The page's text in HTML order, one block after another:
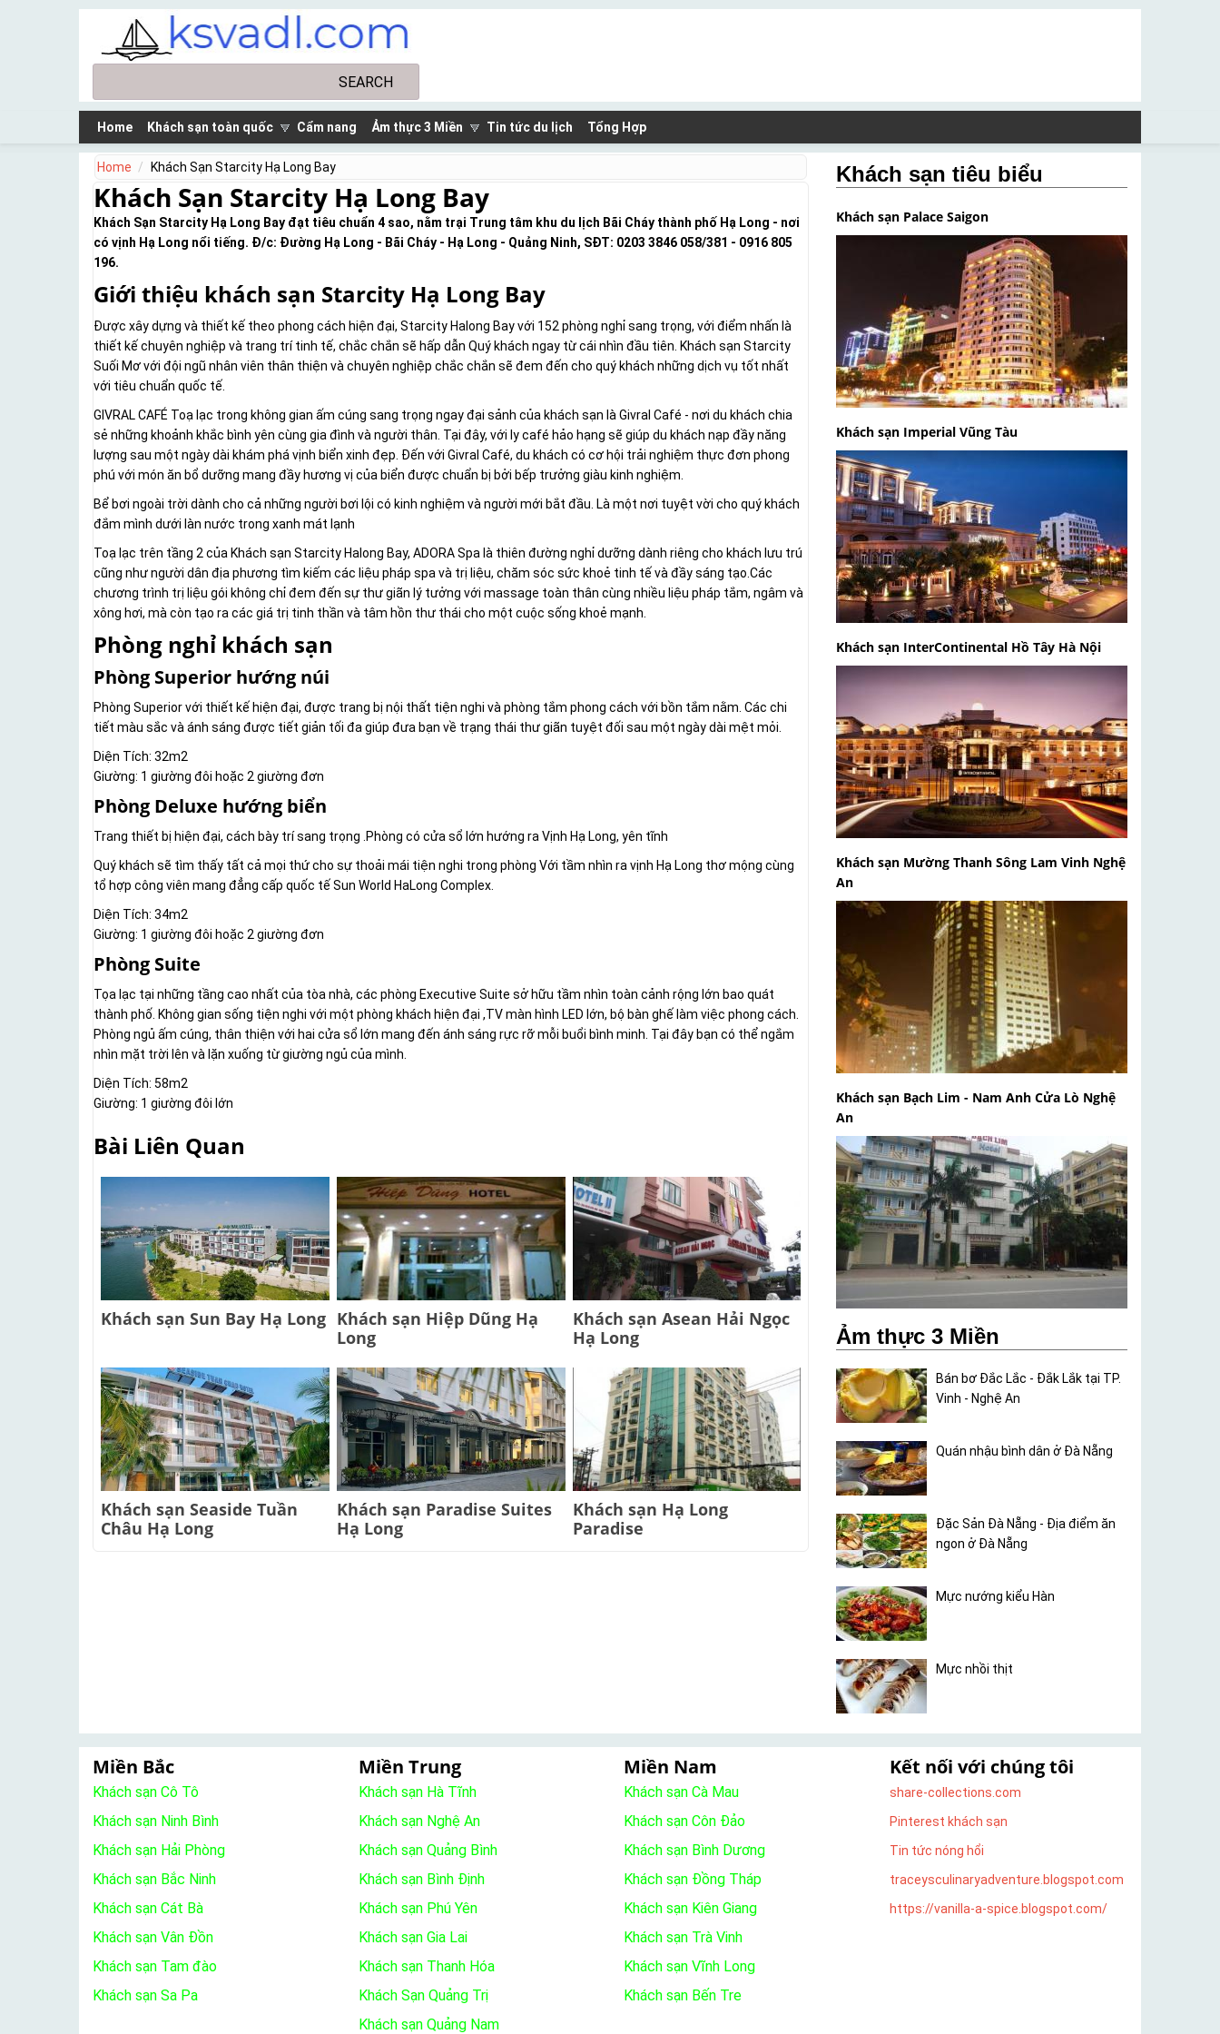
Skip to main content
Home Khách sạn toàn quốc Cẩm nang Ảm thực 3 Miền Tin tức du lịch Tổng Hợp
Home Khách Sạn Starcity Hạ Long Bay
Khách Sạn Starcity Hạ Long Bay
Khách Sạn Starcity Hạ Long Bay đạt tiêu chuẩn 4 sao, nằm trại Trung tâm khu du lịch Bãi Cháy thành phố Hạ Long - nơi
có vịnh Hạ Long nổi tiếng. Đ/c: Đường Hạ Long - Bãi Cháy - Hạ Long - Quảng Ninh, SĐT: 0203 3846 058/381 - 0916 805
196.
Giới thiệu khách sạn Starcity Hạ Long Bay
Được xây dựng và thiết kế theo phong cách hiện đại, Starcity Halong Bay với 152 phòng nghỉ sang trọng, với điểm nhấn là
thiết kế chuyên nghiệp và trang trí tinh tế, chắc chắn sẽ hấp dẫn Quý khách ngay từ cái nhìn đầu tiên. Khách sạn Starcity
Suối Mơ với đội ngũ nhân viên thân thiện và chuyên nghiệp chắc chắn sẽ đem đến cho quý khách những dịch vụ tốt nhất
với tiêu chuẩn quốc tế.
GIVRAL CAFÉ Toạ lạc trong không gian ấm cúng sang trọng ngay đại sảnh của khách sạn là Givral Café - nơi du khách chia
sẻ những khoảnh khắc bình yên cùng gia đình và người thân. Tại đây, với ly café hảo hạng sẽ giúp du khách nạp đầy năng
lượng sau một ngày dài khám phá vịnh biển xinh đẹp. Ðến với Givral Café, du khách có cơ hội trải nghiệm thực đơn phong
phú với món ăn bổ dưỡng mang đầy hương vị của biển được chuẩn bị bởi bếp trưởng giàu kinh nghiệm.
Bể bơi ngoài trời dành cho cả những người bơi lội có kinh nghiệm và người mới bắt đầu. Là một nơi tuyệt vời cho quý khách
đắm mình dưới làn nước trong xanh mát lạnh
Toạ lạc trên tầng 2 của Khách sạn Starcity Halong Bay, ADORA Spa là thiên đường nghỉ dưỡng dành riêng cho khách lưu trú
cũng như người dân địa phương tìm kiếm các liệu pháp spa và trị liệu, chăm sóc sức khoẻ tinh tế và đầy sáng tạo.Các
chương trình trị liệu gói không chỉ đem đến sự thư giãn lý tưởng với massage toàn thân cùng nhiều liệu pháp tắm, ngâm và
xông hơi, mà còn tạo ra các giá trị tinh thần và tâm hồn thư thái cho một cuộc sống khoẻ mạnh.
Phòng nghỉ khách sạn
Phòng Superior hướng núi
Phòng Superior với thiết kế hiện đại, được trang bị nội thất tiện nghi và phòng tắm phong cách với bồn tắm nằm. Các chi
tiết màu sắc và ánh sáng được tiết giản tối đa giúp đưa bạn về trạng thái thư giãn tuyệt đối sau một ngày dài mệt mỏi.
Diện Tích: 32m2
Giường: 1 giường đôi hoặc 2 giường đơn
Phòng Deluxe hướng biển
Trang thiết bị hiện đại, cách bày trí sang trọng .Phòng có cửa sổ lớn hướng ra Vịnh Hạ Long, yên tĩnh
Quý khách sẽ tìm thấy tất cả mọi thứ cho sự thoải mái tiện nghi trong phòng Với tầm nhìn ra vịnh Hạ Long thơ mộng cùng
tổ hợp công viên mang đẳng cấp quốc tế Sun World HaLong Complex.
Diện Tích: 34m2
Giường: 1 giường đôi hoặc 2 giường đơn
Phòng Suite
Tọa lạc tại những tầng cao nhất của tòa nhà, các phòng Executive Suite sở hữu tầm nhìn toàn cảnh rộng lớn bao quát
thành phố. Không gian sống tiện nghi với một phòng khách hiện đại ,TV màn hình LED lớn, bộ bàn ghế làm việc phong cách.
Phòng ngủ ấm cúng, thân thiện với hai cửa sổ lớn mang đến ánh sáng rực rỡ mỗi buổi bình minh. Tại đây bạn có thể ngắm
nhìn mặt trời lên và lặn xuống từ giường ngủ của mình.
Diện Tích: 58m2
Giường: 1 giường đôi lớn
Bài Liên Quan
Khách sạn Sun Bay Hạ Long Khách sạn Hiệp Dũng Hạ
Long
Khách sạn Asean Hải Ngọc
Hạ Long
Khách sạn Seaside Tuần
Châu Hạ Long
Khách sạn Paradise Suites
Hạ Long
Khách sạn Hạ Long
Paradise
Khách sạn tiêu biểu
Khách sạn Palace Saigon
Khách sạn Imperial Vũng Tàu
Khách sạn InterContinental Hồ Tây Hà Nội
Khách sạn Mường Thanh Sông Lam Vinh Nghệ
An
Khách sạn Bạch Lim - Nam Anh Cửa Lò Nghệ
An
Ảm thực 3 Miền
Bán bơ Đắc Lắc - Đắk Lắk tại TP.
Vinh - Nghệ An
Quán nhậu bình dân ở Đà Nẵng
Đặc Sản Đà Nẵng - Địa điểm ăn
ngon ở Đà Nẵng
Mực nướng kiểu Hàn
Mực nhồi thịt
Miền Bắc
Khách sạn Cô Tô
Khách sạn Ninh Bình
Khách sạn Hải Phòng
Khách sạn Bắc Ninh
Khách sạn Cát Bà
Khách sạn Vân Đồn
Khách sạn Tam đào
Khách sạn Sa Pa
Miền Trung
Khách sạn Hà Tĩnh
Khách sạn Nghệ An
Khách sạn Quảng Bình
Khách sạn Bình Định
Khách sạn Phú Yên
Khách sạn Gia Lai
Khách sạn Thanh Hóa
Khách Sạn Quảng Trị
Khách sạn Quảng Nam
Miền Nam
Khách sạn Cà Mau
Khách sạn Côn Đảo
Khách sạn Bình Dương
Khách sạn Đồng Tháp
Khách sạn Kiên Giang
Khách sạn Trà Vinh
Khách sạn Vĩnh Long
Khách sạn Bến Tre
Kết nối với chúng tôi
share-collections.com
Pinterest khách sạn
Tin tức nóng hổi
traceysculinaryadventure.blogspot.com
https://vanilla-a-spice.blogspot.com/